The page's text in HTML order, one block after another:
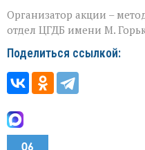
Организатор акции –
отдел ЦГДБ имени М.
Поделиться ссылкой:
06